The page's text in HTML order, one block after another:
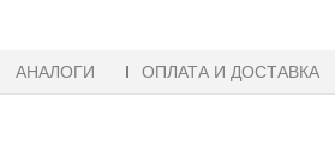
АНАЛОГИ ОПЛАТА И ДОСТАВКА